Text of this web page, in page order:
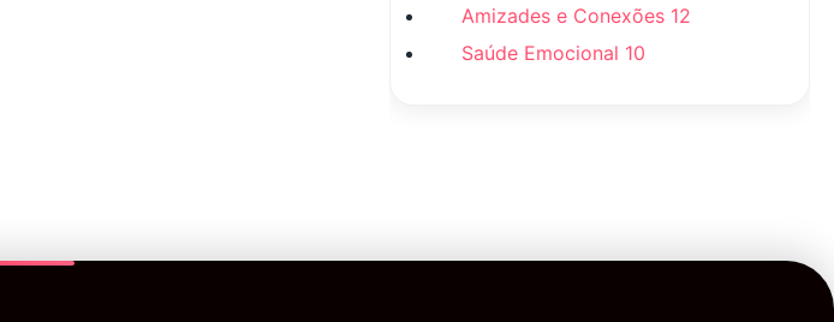
Amizades e Conexões 12
Saúde Emocional 10